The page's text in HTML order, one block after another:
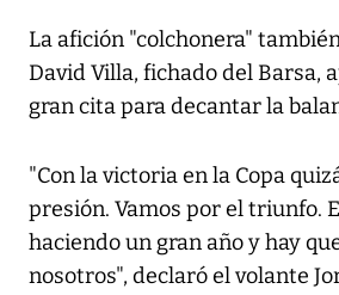
La afición "colchonera"
David Villa, fichado del Barsa,
gran cita para decantar la
"Con la victoria en la Copa
presión. Vamos por el triunfo.
haciendo un gran año y hay
nosotros", declaró el volante